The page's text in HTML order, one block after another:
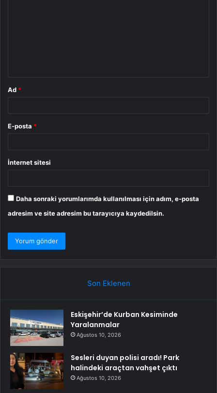
Ad *
E-posta *
İnternet sitesi
Daha sonraki yorumlarımda kullanılması için adım, e-posta
adresim ve site adresim bu tarayıcıya kaydedilsin.
Son Eklenen
Eskişehir’de Kurban Kesiminde
Yaralanmalar
Ağustos 10, 2026
Sesleri duyan polisi aradı! Park
halindeki araçtan vahşet çıktı
Ağustos 10, 2026